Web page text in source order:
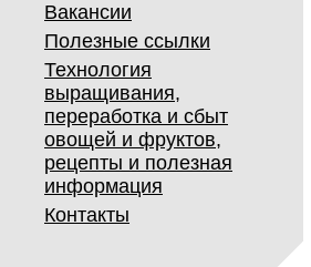
Вакансии
Полезные ссылки
Технология
выращивания,
переработка и сбыт
овощей и фруктов,
рецепты и полезная
информация
Контакты